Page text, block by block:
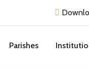
Parishes